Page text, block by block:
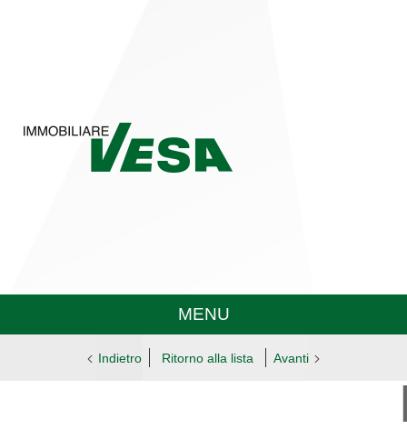
MENU
Indietro Ritorno alla lista Avanti